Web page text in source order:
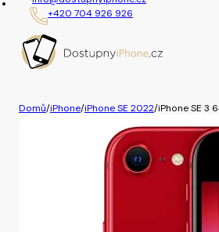
+420 704 926 926
Domů/iPhone/iPhone SE 2022/iPhone SE 3